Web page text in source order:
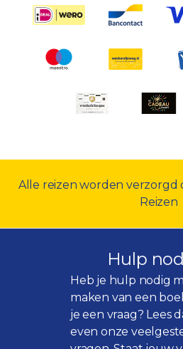
Alle reizen worden verzorgd
Reizen
Hulp
Heb je hulp nodig
maken van een
je een vraag? Lees
even onze